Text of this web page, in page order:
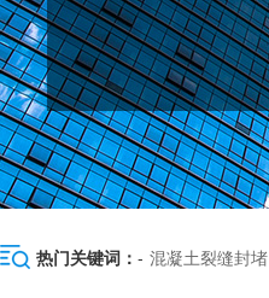
热门关键词： - 混凝土裂缝封堵